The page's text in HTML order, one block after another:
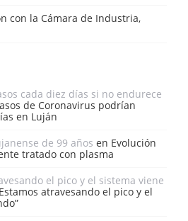
con la Cámara de Industria,
cada diez días si no endurece
de Coronavirus podrían
en Luján
de 99 años en Evolución
tratado con plasma
el pico y el sistema viene
atravesando el pico y el